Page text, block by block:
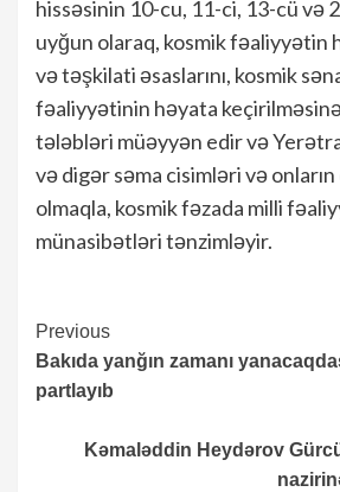
hissəsinin 10-cu, 11-ci, 13-cü və
uyğun olaraq, kosmik fəaliyyətin
və təşkilati əsaslarını, kosmik
fəaliyyətinin həyata
tələbləri müəyyən edir və
və digər səma cisimləri və
olmaqla, kosmik fəzada milli
münasibətləri tənzimləyir.
Continue
Reading
Previous
Bakıda yanğın zamanı
partlayıb
Kəmaləddin Heydərov